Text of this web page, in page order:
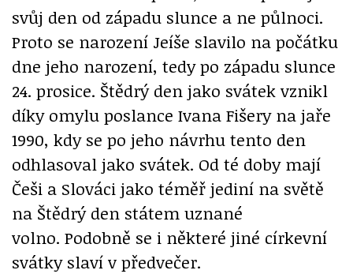
svůj den od západu slunce a ne půlnoci.
Proto se narození Jeíše slavilo na počátku
dne jeho narození, tedy po západu slunce
24. prosice. Štědrý den jako svátek vznikl
díky omylu poslance Ivana Fišery na jaře
1990, kdy se po jeho návrhu tento den
odhlasoval jako svátek. Od té doby mají
Češi a Slováci jako téměř jediní na světě
na Štědrý den státem uznané
volno. Podobně se i některé jiné církevní
svátky slaví v předvečer.